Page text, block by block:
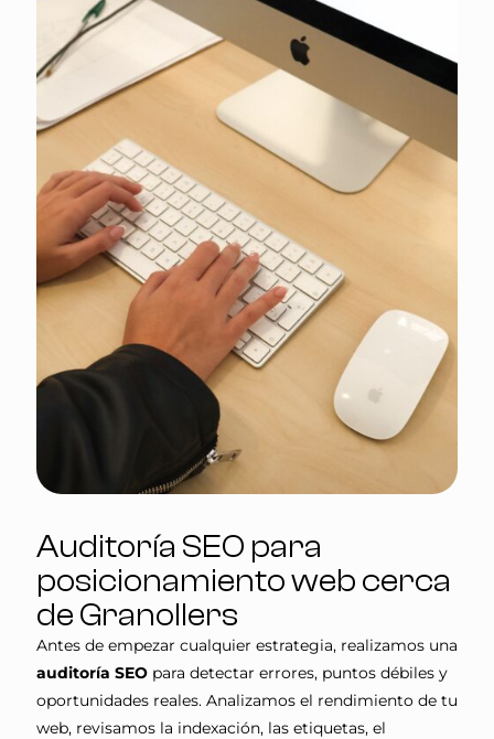
Auditoría SEO para
posicionamiento web cerca
de Granollers
Antes de empezar cualquier estrategia, realizamos una
auditoría SEO para detectar errores, puntos débiles y
oportunidades reales. Analizamos el rendimiento de tu
web, revisamos la indexación, las etiquetas, el